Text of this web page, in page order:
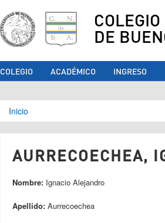
DE
COLEGIO ACADÉMICO INGRESO
Se encuentra
Inicio
AURRECOECHEA,
Nombre: Ignacio Alejandro
Apellido: Aurrecoechea